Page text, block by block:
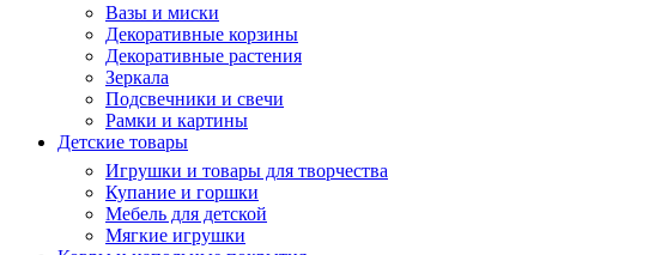
Вазы и миски
Декоративные корзины
Декоративные растения
Зеркала
Подсвечники и свечи
Рамки и картины
Детские товары
Игрушки и товары для творчества
Купание и горшки
Мебель для детской
Мягкие игрушки